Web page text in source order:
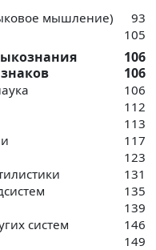
мышление)
93
105
106
106
106
112
113
117
123
131
135
139
систем
146
149